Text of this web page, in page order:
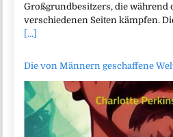
Großgrundbesitzers, die während
verschiedenen Seiten kämpfen.
[...]
Die von Männern geschaffene